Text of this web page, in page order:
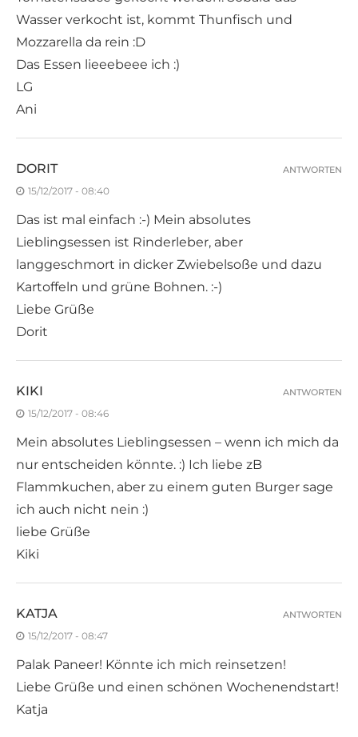
Wasser verkocht ist, kommt Thunfisch und
Mozzarella da rein :D
Das Essen lieeebeee ich :)
LG
Ani
DORIT
15/12/2017 - 08:40
Das ist mal einfach :-) Mein absolutes
Lieblingsessen ist Rinderleber, aber
langgeschmort in dicker Zwiebelsoße und dazu
Kartoffeln und grüne Bohnen. :-)
Liebe Grüße
Dorit
ANTWORTEN
KIKI
15/12/2017 - 08:46
Mein absolutes Lieblingsessen – wenn ich mich da
nur entscheiden könnte. :) Ich liebe zB
Flammkuchen, aber zu einem guten Burger sage
ich auch nicht nein :)
liebe Grüße
Kiki
ANTWORTEN
KATJA
15/12/2017 - 08:47
Palak Paneer! Könnte ich mich reinsetzen!
Liebe Grüße und einen schönen Wochenendstart!
Katja
ANTWORTEN